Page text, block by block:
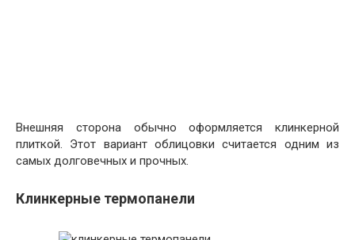
Внешняя сторона обычно оформляется клинкерной
плиткой. Этот вариант облицовки считается одним из
самых долговечных и прочных.
Клинкерные термопанели